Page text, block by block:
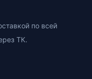
по всей
ТК.